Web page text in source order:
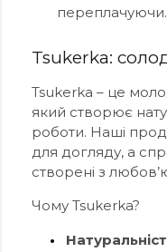
переплачуючи.
Tsukerka:
Tsukerka – це
який створює
роботи. Наші
для догляду, а
створені з
Чому Tsukerka?